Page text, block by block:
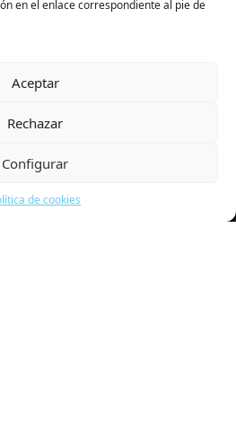
en el enlace correspondiente al pie de
Aceptar
Rechazar
Configurar
de cookies